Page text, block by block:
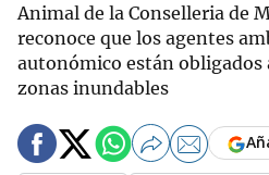
Animal de la Conselleria de
reconoce que los agentes
autonómico están obligados
zonas inundables